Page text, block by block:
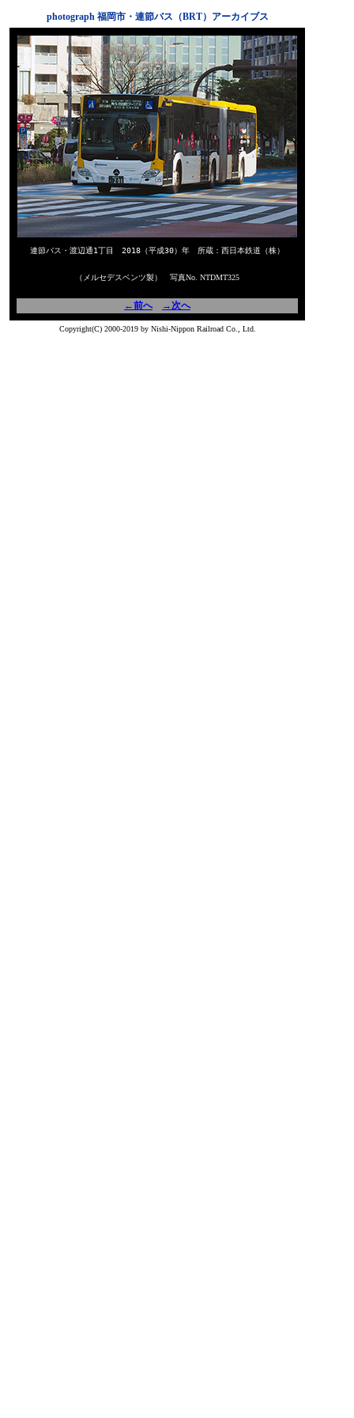
photograph 福岡市・連節バス（BRT）アーカイブス
連節バス・渡辺通1丁目 2018（平成30）年 所蔵：西日本鉄道（株）
（メルセデスベンツ製） 写真No. NTDMT325
←前へ →次へ
Copyright(C) 2000-2019 by Nishi-Nippon Railroad Co., Ltd.